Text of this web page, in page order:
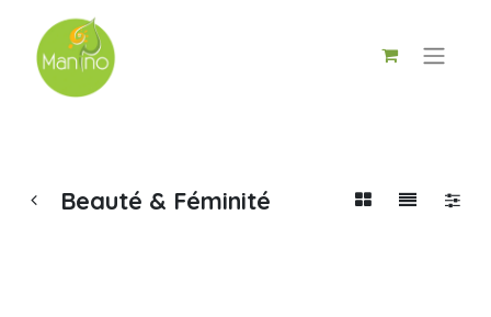
Beauté & Féminité